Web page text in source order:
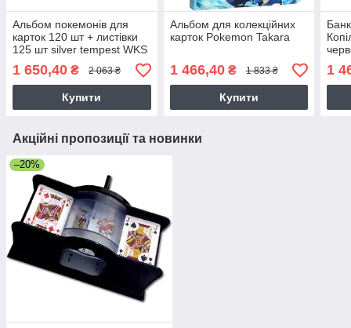
Альбом покемонів для
карток 120 шт + листівки
125 шт silver tempest WKS
ZESTAW_ALBUM_MA ⁇
Y_120 + 5 x 25 silver
1 650,40 ₴ 2 063 ₴
Купити
Альбом для колекційних
карток Pokemon Takara
1 466,40₴ 1 833 ₴
Купити
1
Акційні пропозиції та новинки
–20%